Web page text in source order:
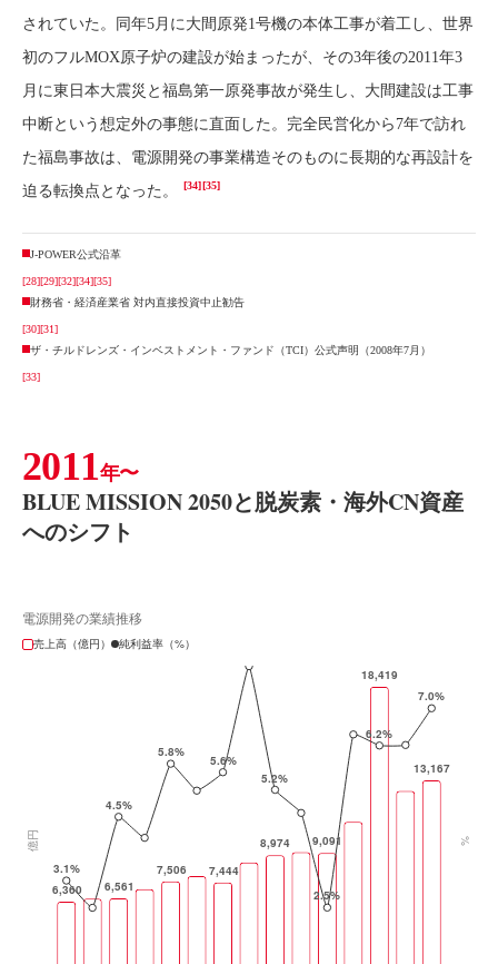
されていた。同年5月に大間原発1号機の本体工事が着工し、世界
初のフルMOX原子炉の建設が始まったが、その3年後の2011年3
月に東日本大震災と福島第一原発事故が発生し、大間建設は工事
中断という想定外の事態に直面した。完全民営化から7年で訪れ
た福島事故は、電源開発の事業構造そのものに長期的な再設計を
迫る転換点となった。
[34][35]
J-POWER公式沿革
[28][29][32][34][35]
財務省・経済産業省 対内直接投資中止勧告
[30][31]
ザ・チルドレンズ・インベストメント・ファンド（TCI）公式声明（2008年7月）
[33]
2011年〜
BLUE MISSION 2050と脱炭素・海外CN資産
へのシフト
電源開発の業績推移
売上高（億円）
純利益率（%）